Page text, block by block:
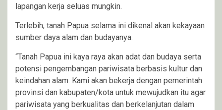
lapangan kerja seluas mungkin.
Terlebih, tanah Papua selama ini dikenal akan kekayaan
sumber daya alam dan budayanya.
“Tanah Papua ini kaya raya akan adat dan budaya serta
potensi pengembangan pariwisata berbasis kultur dan
keindahan alam. Kami akan bekerja dengan pemerintah
provinsi dan kabupaten/kota untuk mewujudkan itu agar
pariwisata yang berkualitas dan berkelanjutan dalam